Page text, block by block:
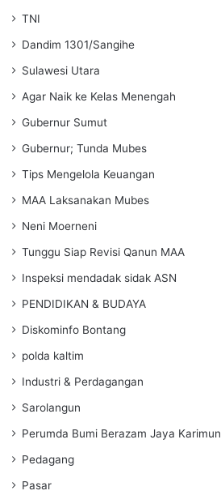
TNI
Dandim 1301/Sangihe
Sulawesi Utara
Agar Naik ke Kelas Menengah
Gubernur Sumut
Gubernur; Tunda Mubes
Tips Mengelola Keuangan
MAA Laksanakan Mubes
Neni Moerneni
Tunggu Siap Revisi Qanun MAA
Inspeksi mendadak sidak ASN
PENDIDIKAN & BUDAYA
Diskominfo Bontang
polda kaltim
Industri & Perdagangan
Sarolangun
Perumda Bumi Berazam Jaya Karimun
Pedagang
Pasar